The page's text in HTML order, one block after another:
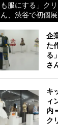
も服にする」ク
ん、渋谷で初個展
企
た
る
さ
キ
ィ
内
ク